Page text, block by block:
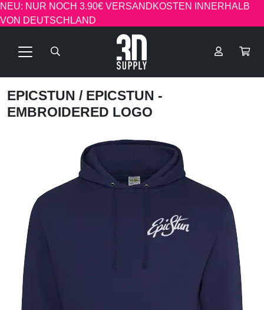
NEU: NUR NOCH 3.90€ VERSANDKOSTEN INNERHALB
VON DEUTSCHLAND
EPICSTUN / EPICSTUN -
EMBROIDERED LOGO